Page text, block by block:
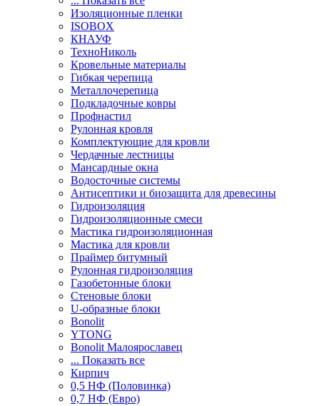
Изоляционные пленки
ISOBOX
КНАУФ
ТехноНиколь
Кровельные материалы
Гибкая черепица
Металлочерепица
Подкладочные ковры
Профнастил
Рулонная кровля
Комплектующие для кровли
Чердачные лестницы
Мансардные окна
Водосточные системы
Антисептики и биозащита для древесины
Гидроизоляция
Гидроизоляционные смеси
Мастика гидроизоляционная
Мастика для кровли
Праймер битумный
Рулонная гидроизоляция
Газобетонные блоки
Стеновые блоки
U-образные блоки
Bonolit
YTONG
Bonolit Малоярославец
... Показать все
Кирпич
0,5 НФ (Половинка)
0,7 НФ (Евро)